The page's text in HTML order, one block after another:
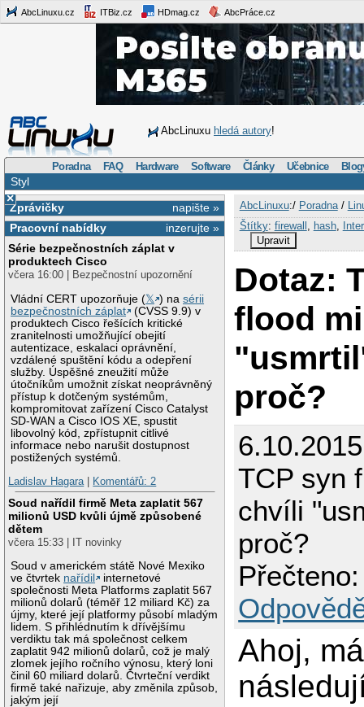
AbcLinuxu.cz ITBiz.cz HDmag.cz AbcPráce.cz
AbcLinuxu hledá autory!
Poradna FAQ Hardware Software Články Učebnice
Styl
×
napište »
Zprávičky
inzerujte »
Pracovní nabídky
Série bezpečnostních záplat v
produktech Cisco
včera 16:00 | Bezpečnostní upozornění
Vládní CERT upozorňuje (𝕏 ) nasérii
bezpečnostních záplat
(CVSS 9.9) v
produktech Cisco řešících kritické
zranitelnosti umožňující obejití
autentizace, eskalaci oprávnění,
vzdálené spuštění kódu a odepření
služby. Úspěšné zneužití může
útočníkům umožnit získat neoprávněný
přístup k dotčeným systémům,
kompromitovat zařízení Cisco Catalyst
SD-WAN a Cisco IOS XE, spustit
libovolný kód, zpřístupnit citlivé
informace nebo narušit dostupnost
postižených systémů.
Ladislav Hagara| Komentářů: 2
Soud nařídil firmě Meta zaplatit 567
milionů USD kvůli újmě způsobené
dětem
včera 15:33 | IT novinky
Soud v americkém státě Nové Mexiko
ve čtvrtek nařídil
internetové
společnosti Meta Platforms zaplatit 567
milionů dolarů (téměř 12 miliard Kč) za
újmy, které její platformy působí mladým
lidem. S přihlédnutím k dřívějšímu
verdiktu tak má společnost celkem
zaplatit 942 milionů dolarů, což je malý
zlomek jejího ročního výnosu, který loni
činil 60 miliard dolarů. Čtvrteční verdikt
firmě také nařizuje, aby změnila způsob,
jakým její
AbcLinuxu:/ Poradna/
Štítky: firewall hash,
Upravit
Dotaz:
flood
proč?
TCP syn
chvíli
proč?
Ahoj,